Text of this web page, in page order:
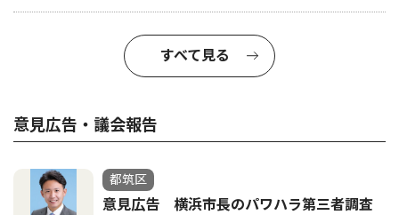
すべて見る
意見広告・議会報告
都筑区
意見広告 横浜市長のパワハラ第三者調査